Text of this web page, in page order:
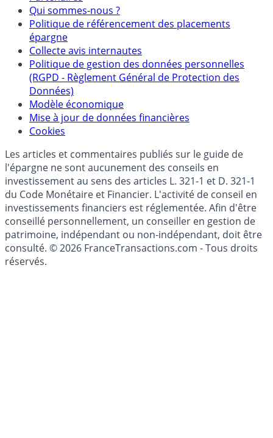
Mentions légales et Conditions d’utilisation
Partenaires
Qui sommes-nous ?
Politique de référencement des placements
épargne
Collecte avis internautes
Politique de gestion des données personnelles
(RGPD - Règlement Général de Protection des
Données)
Modèle économique
Cookies
Les articles et commentaires publiés sur le guide de
l'épargne ne sont aucunement des conseils en
investissement au sens des articles L. 321-1 et D. 321-1
du Code Monétaire et Financier. L'activité de conseil en
investissements financiers est réglementée. Afin d'être
conseillé personnellement, un conseiller en gestion de
patrimoine, indépendant ou non-indépendant, doit être